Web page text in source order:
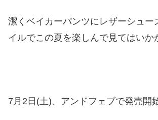
潔くベイカーパンツにレザーシュー
イルでこの夏を楽しんで見てはいか
7月2日(土)、アンドフェブで発売開